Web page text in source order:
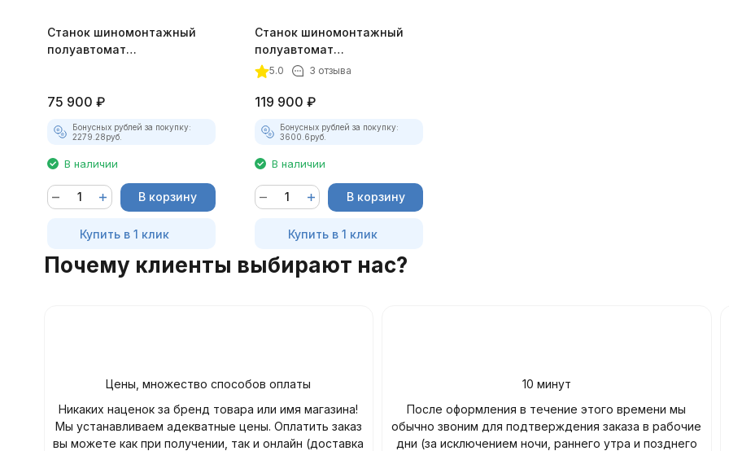
Станок шиномонтажный
полуавтомат
75 900 ₽
Бонусных рублей за покупку:
2279.28руб.
В наличии
В корзину
Купить в 1 клик
Станок шиномонтажный
полуавтомат
СТАНКОИМПОРТ (12"-26")
5.0 3 отзыва
119 900 ₽
Бонусных рублей за покупку:
3600.6руб.
В наличии
В корзину
Купить в 1 клик
Почему клиенты выбирают нас?
Цены, множество способов оплаты
Никаких наценок за бренд товара или имя магазина!
Мы устанавливаем адекватные цены. Оплатить заказ
вы можете как при получении, так и онлайн (доставка
10 минут
После оформления в течение этого времени мы
обычно звоним для подтверждения заказа в рабочие
дни (за исключением ночи, раннего утра и позднего